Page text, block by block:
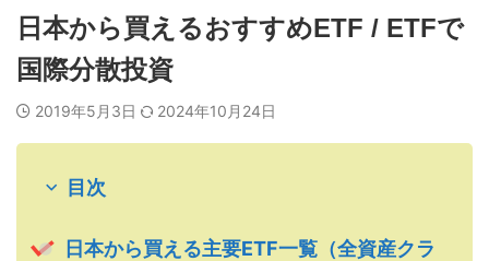
日本から買えるおすすめETF / ETFで
国際分散投資
2019年5月3日 2024年10月24日
目次
日本から買える主要ETF一覧（全資産クラ